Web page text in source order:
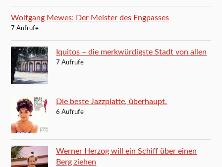
Wolfgang Mewes: Der Meister des Engpasses
7 Aufrufe
Iquitos – die merkwürdigste Stadt von allen
7 Aufrufe
Die beste Jazzplatte, überhaupt.
6 Aufrufe
Werner Herzog will ein Schiff über einen
Berg ziehen